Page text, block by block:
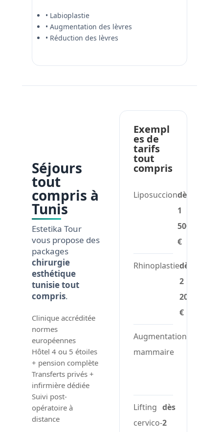
• Labioplastie
• Augmentation des lèvres
• Réduction des lèvres
Séjours
tout
compris à
Tunis
Estetika Tour
vous propose des
packages
chirurgie
esthétique
tunisie tout
compris.
Clinique accréditée
normes
européennes
Hôtel 4 ou 5 étoiles
+ pension complète
Transferts privés +
infirmière dédiée
Suivi post-
opératoire à
distance
Exempl
es de
tarifs
tout
compris
Liposucciondès
1
500
€
Rhinoplastiedès
2
200
€
Augmentation
mammaire
Lifting
cervico-
dès
2